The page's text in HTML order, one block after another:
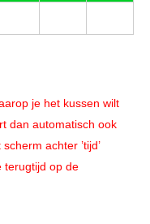
je het kussen wilt
dan automatisch ook
achter ’tijd’
terugtijd op de